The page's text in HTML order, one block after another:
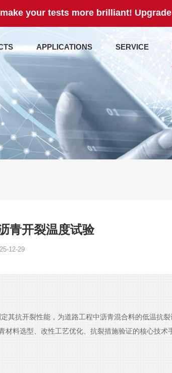
your tests more brilliant!
APPLICATIONS SERVICE
青开裂温度试验
12-29
其抗开裂性能，为道路工程中沥青混合料的低温抗
料选型、改性工艺优化、抗裂措施验证的核心技术